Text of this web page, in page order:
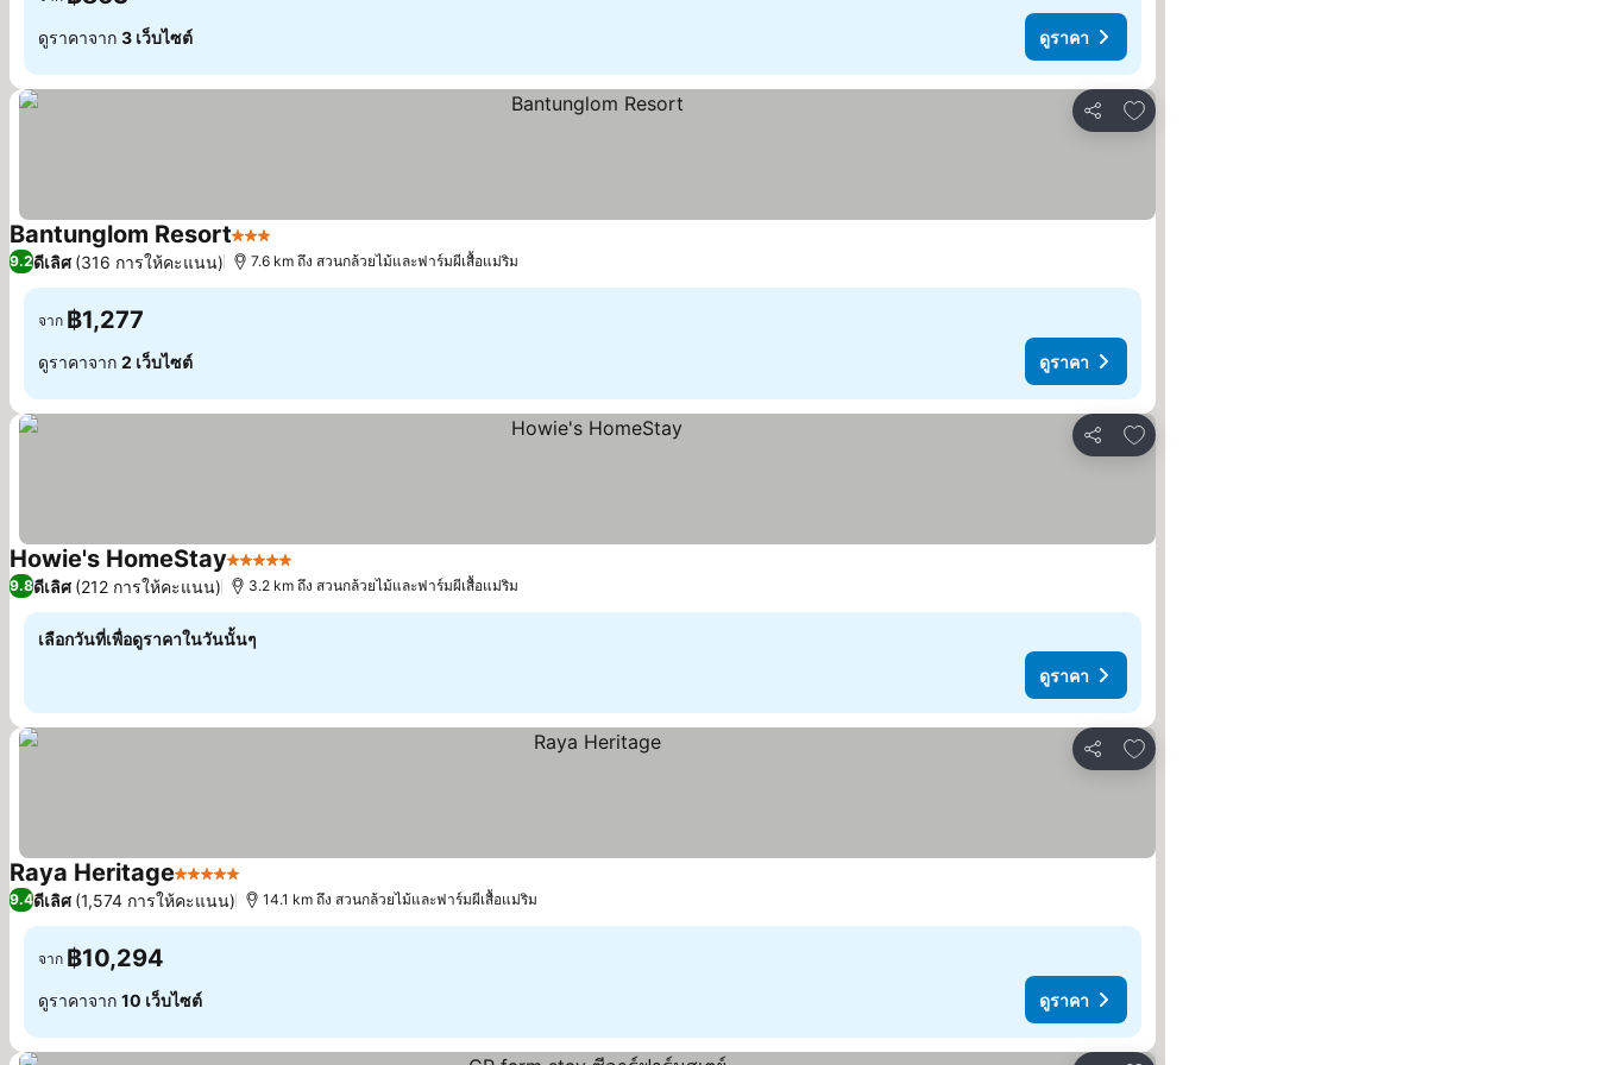
ดูราคาจาก 3 เว็บไซต์ ดูราคา
แชร์
เพิ่มในรายการโปรด
Bantunglom Resort3 ดาว
9.2ดีเลิศ (316 การให้คะแนน) 7.6 km ถึง สวนกล้วยไม้และฟาร์มผีเสื้อแม่ริม
จาก ฿1,277
ดูราคาจาก 2 เว็บไซต์ ดูราคา
แชร์
เพิ่มในรายการโปรด
Howie's HomeStay5 ดาว
9.8ดีเลิศ (212 การให้คะแนน) 3.2 km ถึง สวนกล้วยไม้และฟาร์มผีเสื้อแม่ริม
เลือกวันที่เพื่อดูราคาในวันนั้นๆ
ดูราคา
แชร์
เพิ่มในรายการโปรด
Raya Heritage5 ดาว ดูราคา
9.4ดีเลิศ (1,574 การให้คะแนน) 14.1 km ถึง สวนกล้วยไม้และฟาร์มผีเสื้อแม่ริม
จาก ฿10,294
ดูราคาจาก 10 เว็บไซต์ ดูราคา